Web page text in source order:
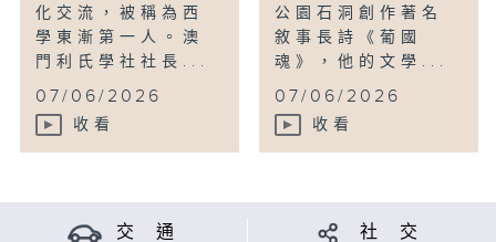
化交流，被稱為西
學東漸第一人。澳
門利氏學社社長...
07/06/2026
收看
公園石洞創作著名
敘事長詩《葡國
魂》，他的文學...
07/06/2026
收看
交 通 社 交